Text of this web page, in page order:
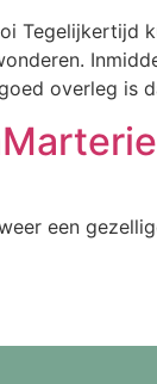
Tegelijkertijd
overleg is
een